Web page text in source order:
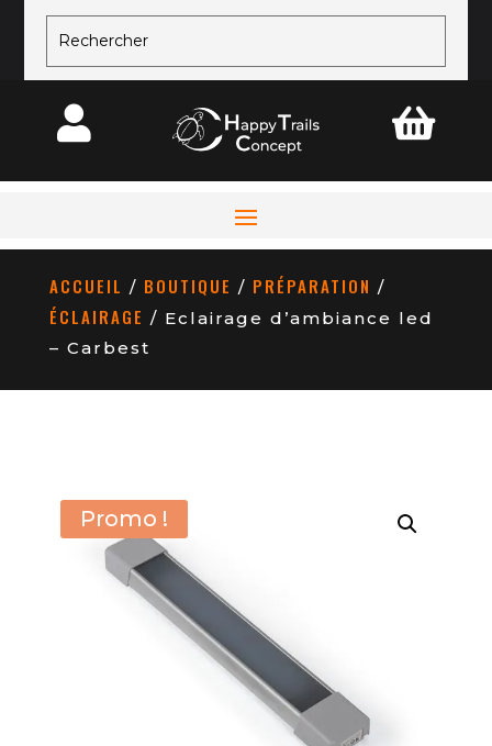
 
ACCUEIL / BOUTIQUE / PRÉPARATION /
ÉCLAIRAGE / Eclairage d’ambiance led
– Carbest
Promo !